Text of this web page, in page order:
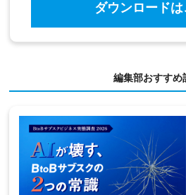
ダウンロードは
編集部おすすめ